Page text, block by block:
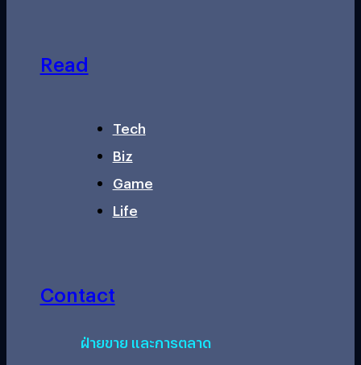
Read
Tech
Biz
Game
Life
Contact
ฝ่ายขาย และการตลาด